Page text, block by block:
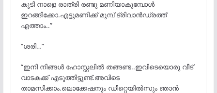
കൂടി നാളെ രാത്രി രണ്ടു മണിയാകുമ്പോൾ
ഇറങ്ങിക്കോ.എട്ടുമണിക്ക് മുമ്പ്‌ ട്രിവാൻഡ്രത്ത്
എത്താം..”
“ശരി…”
“ഇനി നിങ്ങൾ ഹോസ്റ്റലിൽ തങ്ങണ്ട..ഇവിടെയൊരു വീട്
വാടകക്ക് എടുത്തിട്ടുണ്ട്.അവിടെ
താമസിക്കാം.ലൊക്കേഷനും ഡീറ്റെയിൽസും ഞാൻ